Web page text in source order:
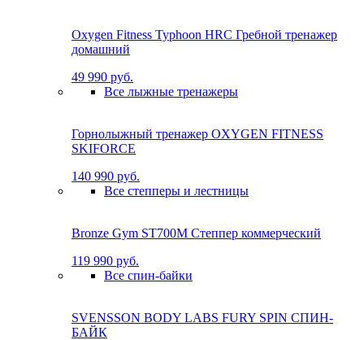
Oxygen Fitness Typhoon HRC Гребной тренажер
домашний
49 990 руб.
Все лыжные тренажеры
Горнолыжный тренажер OXYGEN FITNESS
SKIFORCE
140 990 руб.
Все степперы и лестницы
Bronze Gym ST700M Степпер коммерческий
119 990 руб.
Все спин-байки
SVENSSON BODY LABS FURY SPIN СПИН-
БАЙК